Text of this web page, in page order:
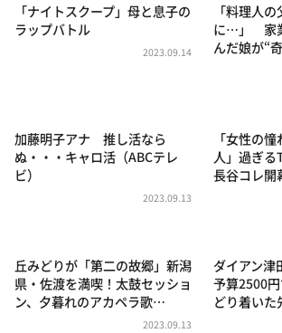
news おかえり
河合＆A.B.C-Z塚田×福井アナ「なんで
（news おかえり）
朝だ！生です旅サラダ
教えて！ニュースライブ 正義のミカタ
ポツンと一軒家
ザキ山小屋本館
「ナイトスクープ」母と息子の
ラップバトル
2023.09.14
「料理人
に…」 家
んだ娘が“
加藤明子アナ 推し活なら
ぬ・・・キャロ活（ABCテレ
ビ）
2023.09.13
「女性の
人」過ぎる
長谷コレ開
丘みどりが「第二の故郷」新潟
県・佐渡を満喫！太鼓セッショ
ン、夕暮れのアカペラ歌…
2023.09.13
ダイアン津
予算2500
どり着い